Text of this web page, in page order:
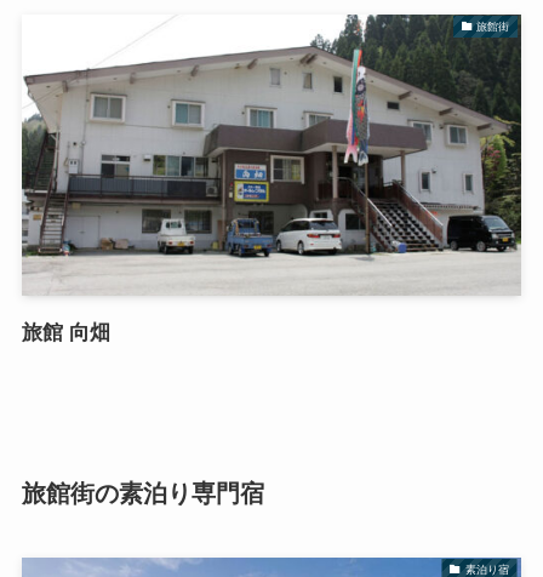
旅館街
旅館 向畑
旅館街の素泊り専門宿
素泊り宿